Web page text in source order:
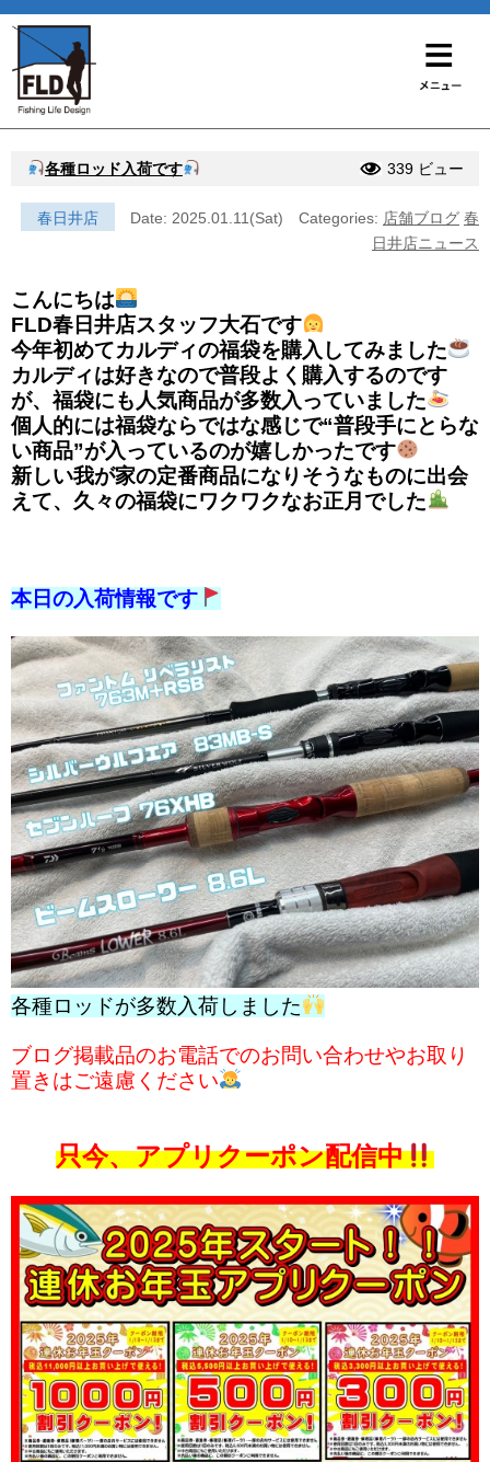
各種ロッド入荷です 339 ビュー
春日井店 Date: 2025.01.11(Sat) Categories: 店舗ブログ 春
日井店ニュース
こんにちは
FLD春日井店スタッフ大石です
今年初めてカルディの福袋を購入してみました
カルディは好きなので普段よく購入するのです
が、福袋にも人気商品が多数入っていました
個人的には福袋ならではな感じで“普段手にとらな
い商品”が入っているのが嬉しかったです
新しい我が家の定番商品になりそうなものに出会
えて、久々の福袋にワクワクなお正月でした
本日の入荷情報です
各種ロッドが多数入荷しました
ブログ掲載品のお電話でのお問い合わせやお取り
置きはご遠慮ください
只今、アプリクーポン配信中